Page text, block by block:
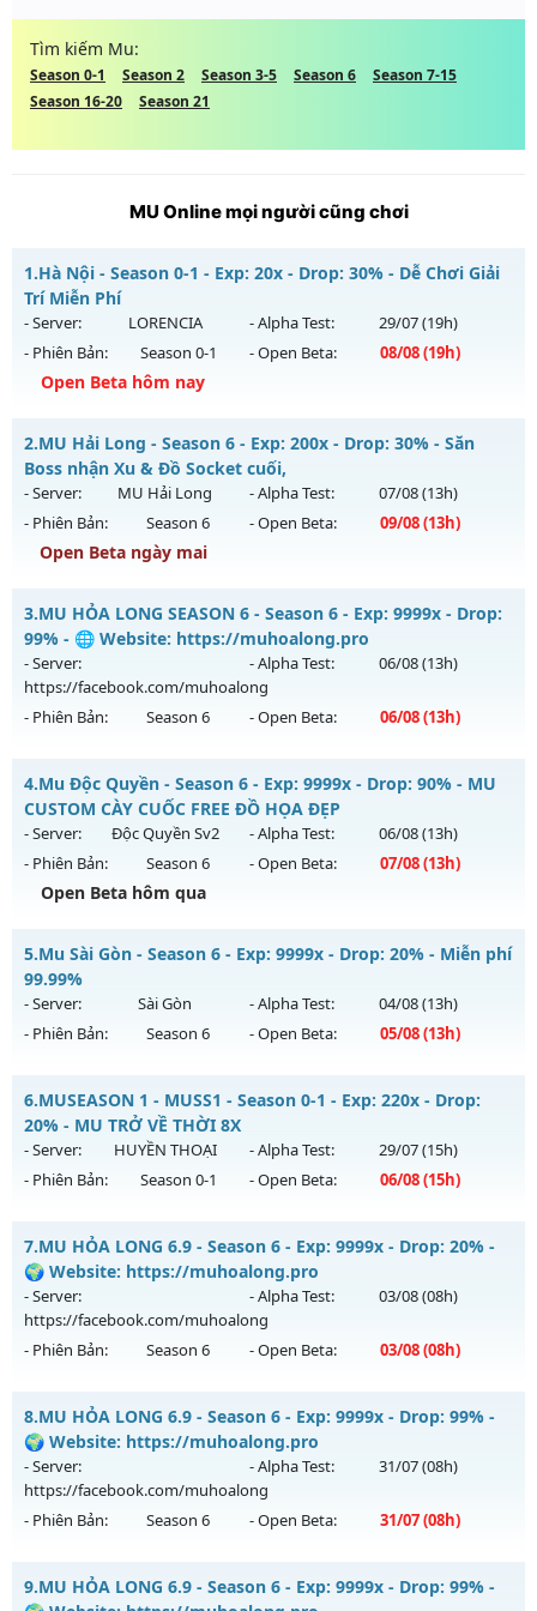
Tìm kiếm Mu:
Season 0-1 Season 2 Season 3-5 Season 6
Season 7-15
Season 16-20
Season 21
MU Online mọi người cũng chơi
1.Hà Nội - Season 0-1 - Exp: 20x - Drop: 30% - Dễ Chơi Giải
Trí Miễn Phí
- Server: LORENCIA - Alpha Test: 29/07(19h)
- Phiên Bản:
Season 0-1 - Open Beta: 08/08(19h)
Open Beta hôm nay
Hà Nội - Dễ Chơi Giải Trí Miễn Phí
Mu mới ra tháng 08 2026 - Mở máy chủ
ngày 08/08/2626
Exp: 20x - Drop: 30%
Kiểu reset: Reset In Game
Thể loại: Mu Nguyên bản Webzen
Antihack: gold
2.MU Hải Long - Season 6 - Exp: 200x - Drop: 30% - Săn
Boss nhận Xu & Đồ Socket cuối,
- Server: MU Hải Long - Alpha Test: 07/08(13h)
- Phiên Bản:
Season 6 - Open Beta: 09/08(13h)
Open Beta ngày mai
MU Hải Long - Săn Boss nhận Xu & Đồ Socket cuối,
Mu mới ra tháng 08 2026 - Mở máy chủMU Hải Long
13h ngày 09/08/2626
Exp: 200x - Drop: 30%
Antihack: VietGuard
3.MU HỎA LONG SEASON 6 - Season 6 - Exp: 9999x - Drop:
99% - 🌐 Website: https://muhoalong.pro
- Server:
https://facebook.com/muhoalong
- Alpha Test: 06/08(13h)
- Phiên Bản: Season 6 - Open Beta: 06/08(13h)
MU HỎA LONG SEASON 6 - 🌐 Website:
https://muhoalong.pro
Mu mới ra tháng 08 2026 - Mở máy chủ
https://facebook.com/muhoalongvào 13h ngày
Kiểu reset: Non Reset
Thể loại: Mu Nguyên bản Webzen
Antihack: XShield
4.Mu Độc Quyền - Season 6 - Exp: 9999x - Drop: 90% - MU
CUSTOM CÀY CUỐC FREE ĐỒ HỌA ĐẸP
- Server: Độc Quyền Sv2 - Alpha Test: 06/08(13h)
- Phiên Bản:
Season 6 - Open Beta: 07/08(13h)
Open Beta hôm qua
Mu Độc Quyền - MU CUSTOM CÀY CUỐC FREE ĐỒ HỌA ĐẸP
Mu mới ra tháng 08 2026 - Mở máy chủ
13h ngày 07/08/2626
Exp: 9999x - Drop: 90%
Thể loại: Mu Custom thêm đồ mới
Antihack: SharkGaurd
5.Mu Sài Gòn - Season 6 - Exp: 9999x - Drop: 20% - Miễn phí
99.99%
- Server: Sài Gòn - Alpha Test: 04/08(13h)
- Phiên Bản:
Season 6 - Open Beta: 05/08(13h)
Mu mới ra tháng 08 2026 - Mở máy chủ
ngày 05/08/2626
Exp: 9999x - Drop: 20%
Thể loại: Mu Custom thêm đồ mới
Antihack: 8x
6.MUSEASON 1 - MUSS1 - Season 0-1 - Exp: 220x - Drop:
20% - MU TRỞ VỀ THỜI 8X
- Server: HUYỀN THOẠI - Alpha Test: 29/07(15h)
- Phiên Bản:
Season 0-1 - Open Beta: 06/08(15h)
MUSEASON 1 - MUSS1 - MU TRỞ VỀ THỜI 8X
Mu mới ra tháng 08 2026 - Mở máy chủ
15h ngày 06/08/2626
Exp: 220x - Drop: 20%
Thể loại: Mu Nguyên bản Webzen
Antihack: IGMU.DEV
7.MU HỎA LONG 6.9 - Season 6 - Exp: 9999x - Drop: 20% -
🌍 Website: https://muhoalong.pro
- Server:
https://facebook.com/muhoalong
- Alpha Test: 03/08(08h)
- Phiên Bản: Season 6 - Open Beta: 03/08(08h)
MU HỎA LONG 6.9 - 🌍 Website: https://muhoalong.pro
Mu mới ra tháng 08 2026 - Mở máy chủ
https://facebook.com/muhoalongvào 08h ngày
03/08/2626
Exp: 9999x - Drop: 20%
Thể loại: Mu Nguyên bản Webzen
8.MU HỎA LONG 6.9 - Season 6 - Exp: 9999x - Drop: 99% -
🌍 Website: https://muhoalong.pro
- Server:
https://facebook.com/muhoalong
- Alpha Test: 31/07(08h)
- Phiên Bản: Season 6 - Open Beta: 31/07(08h)
MU HỎA LONG 6.9 - 🌍 Website: https://muhoalong.pro
9.MU HỎA LONG 6.9 - Season 6 - Exp: 9999x - Drop: 99% -